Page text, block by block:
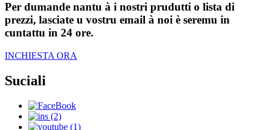
Per dumande nantu à i nostri prudutti o lista di
prezzi, lasciate u vostru email à noi è seremu in
cuntattu in 24 ore.
INCHIESTA ORA
Suciali